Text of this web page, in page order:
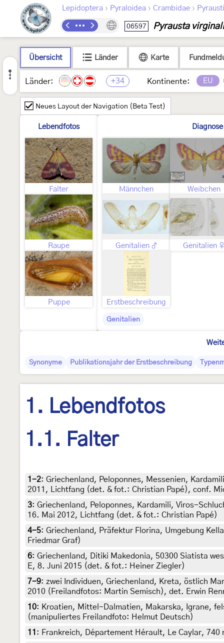
Lepidoptera › Pyraloidea › Crambidae ›
06597 Pyrausta
Übersicht Länder Karte
Länder: +34 Kontinente: EU
Neues Layout der Navigation (Beta Test)
Lebendfotos
Falter
Raupe
Puppe
Diagnose
Männchen Weibchen
Genitalien ♂ Genitalien ♀
Erstbeschreibung
Genitalien
Synonyme Publikationsjahr der Erstbeschreibung
1. Lebendfotos
1.1. Falter
1-2: Griechenland, Peloponnes, Messenien,
2011, Lichtfang (det. & fot.: Christian Papé), conf.
3: Griechenland, Peloponnes, Kardamili, Viros-
16. Mai 2012, Lichtfang (det. & fot.: Christian Papé)
4-5: Griechenland, Präfektur Florina, Umgebung
Friedmar Graf)
6: Griechenland, Ditiki Makedonia, 50300 Siatista
E, 8. Juni 2015 (det. & fot.: Heiner Ziegler)
7-9: zwei Individuen, Griechenland, Kreta, östlich
2010 (Freilandfotos: Martin Semisch), det. Erwin
10: Kroatien, Mittel-Dalmatien, Makarska, Igrane,
(manipuliertes Freilandfoto: Helmut Deutsch)
11 : Frankreich, Département Hérault, Le Caylar,